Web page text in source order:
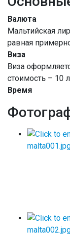
Валюта
Мальтийская
равная
Виза
Виза
стоимость – 10
Время